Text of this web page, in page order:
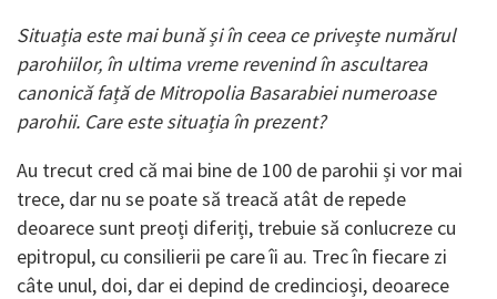
Situația este mai bună și în ceea ce privește numărul
parohiilor, în ultima vreme revenind în ascultarea
canonică față de Mitropolia Basarabiei numeroase
parohii. Care este situația în prezent?
Au trecut cred că mai bine de 100 de parohii și vor mai
trece, dar nu se poate să treacă atât de repede
deoarece sunt preoți diferiți, trebuie să conlucreze cu
epitropul, cu consilierii pe care îi au. Trec în fiecare zi
câte unul, doi, dar ei depind de credincioși, deoarece